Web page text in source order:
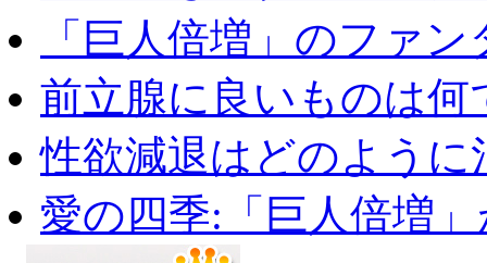
「巨人倍増」のファ
前立腺に良いものは何
性欲減退はどのように
愛の四季:「巨人倍増